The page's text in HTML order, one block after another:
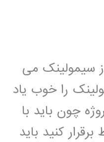
سیمولینک می
را خوب یاد
چون باید با
برقرار کنید باید